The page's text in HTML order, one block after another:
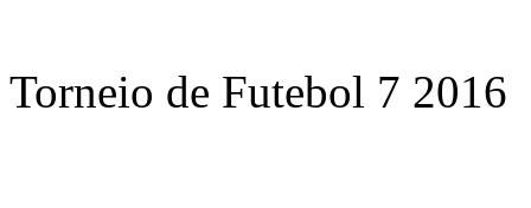
Torneio de Futebol 7 2016